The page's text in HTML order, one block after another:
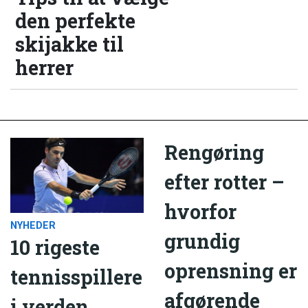
den perfekte
skijakke til
herrer
NYHEDER
10 rigeste
tennisspillere
Rengøring
efter rotter –
hvorfor
grundig
oprensning er
afgørende